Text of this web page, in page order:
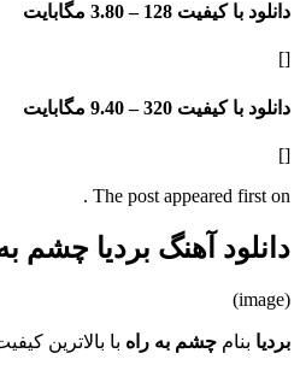
دانلود با کیفیت 128 – 3.80 مگابایت
[]
دانلود با کیفیت 320 – 9.40 مگابایت
[]
The post appeared first on .
دانلود آهنگ بردیا چشم
(image)
بردیا بنام چشم به راه با بالاترین